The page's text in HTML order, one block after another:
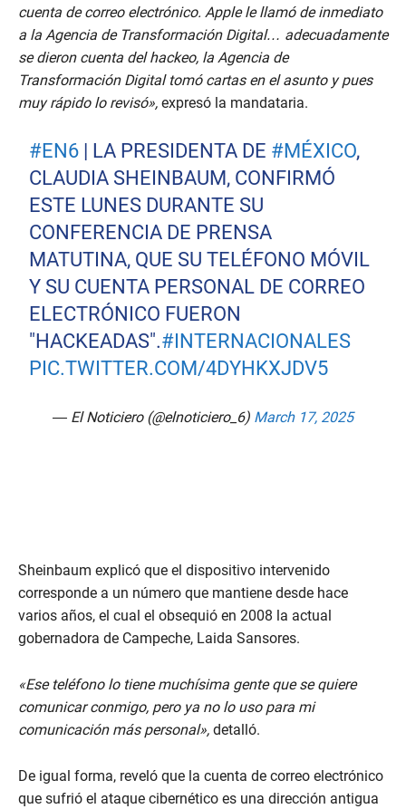
cuenta de correo electrónico. Apple le llamó de inmediato
a la Agencia de Transformación Digital… adecuadamente
se dieron cuenta del hackeo, la Agencia de
Transformación Digital tomó cartas en el asunto y pues
muy rápido lo revisó», expresó la mandataria.
#EN6 | LA PRESIDENTA DE #MÉXICO,
CLAUDIA SHEINBAUM, CONFIRMÓ
ESTE LUNES DURANTE SU
CONFERENCIA DE PRENSA
MATUTINA, QUE SU TELÉFONO MÓVIL
Y SU CUENTA PERSONAL DE CORREO
ELECTRÓNICO FUERON
"HACKEADAS".#INTERNACIONALES
PIC.TWITTER.COM/4DYHKXJDV5
— El Noticiero (@elnoticiero_6) March 17, 2025
Sheinbaum explicó que el dispositivo intervenido
corresponde a un número que mantiene desde hace
varios años, el cual el obsequió en 2008 la actual
gobernadora de Campeche, Laida Sansores.
«Ese teléfono lo tiene muchísima gente que se quiere
comunicar conmigo, pero ya no lo uso para mi
comunicación más personal», detalló.
De igual forma, reveló que la cuenta de correo electrónico
que sufrió el ataque cibernético es una dirección antigua